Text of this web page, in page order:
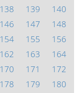
138 139
140
146 147
148
154 155
156
162 163
164
170 171
172
178 179
180